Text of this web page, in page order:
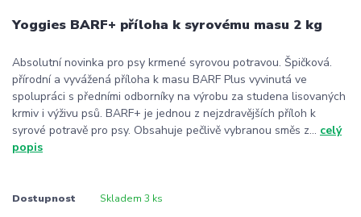
Yoggies BARF+ příloha k syrovému masu 2 kg
Absolutní novinka pro psy krmené syrovou potravou. Špičková.
přírodní a vyvážená příloha k masu BARF Plus vyvinutá ve
spolupráci s předními odborníky na výrobu za studena lisovaných
krmiv i výživu psů. BARF+ je jednou z nejzdravějších příloh k
syrové potravě pro psy. Obsahuje pečlivě vybranou směs z... celý
popis
Dostupnost Skladem 3 ks